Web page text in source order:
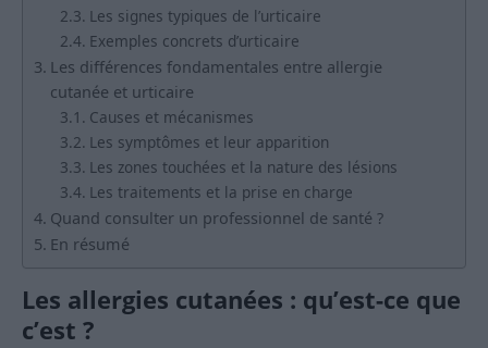
Les signes typiques de l’urticaire
Exemples concrets d’urticaire
Les différences fondamentales entre allergie
cutanée et urticaire
Causes et mécanismes
Les symptômes et leur apparition
Les zones touchées et la nature des lésions
Les traitements et la prise en charge
Quand consulter un professionnel de santé ?
En résumé
Les allergies cutanées : qu’est-ce que
c’est ?